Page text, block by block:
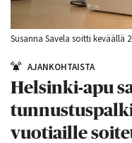
Susanna Savela soitti keväällä
AJANKOHTAISTA
Helsinki-apu
vuotiaille